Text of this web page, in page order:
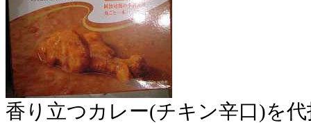
香り立つカレー(チキン辛口)を